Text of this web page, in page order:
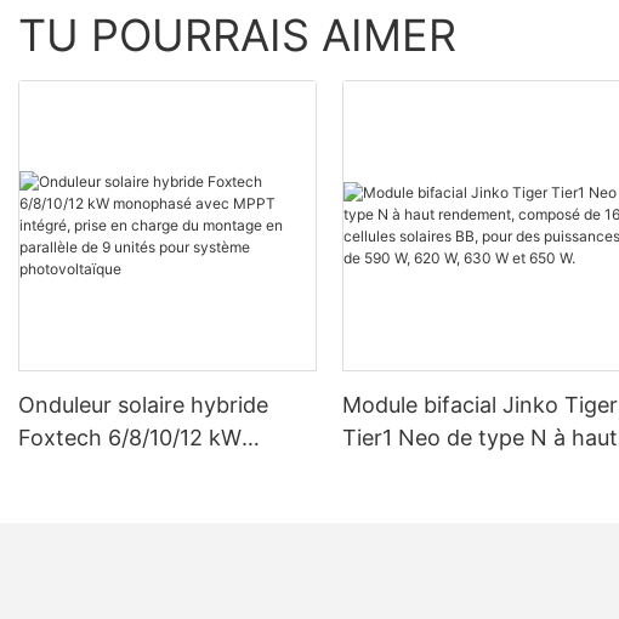
TU POURRAIS AIMER
Onduleur solaire hybride
Foxtech 6/8/10/12 kW
Module bifacial Jinko Tiger
Tier1 Neo de type N à haut